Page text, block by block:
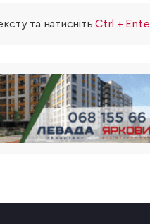
та натиснітьCtrl +